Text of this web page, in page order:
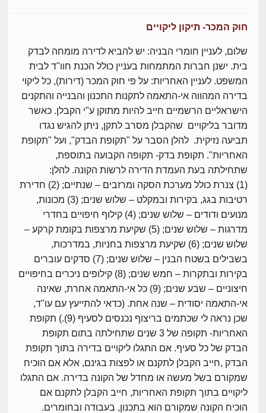
חוק המכר- תיקון ליקויים
שלום, לעניין חומרי הבניה: יש להביא לדירה מומחה לבדק
בית. ישנן חברות המתמחות בעניין כולל הכנת חוו"ד לבית
המשפט. לעניין האחריות: על פי חוק המכר (דירות), כל ליקוי
בדירה המהווה אי-התאמה לתקנות התכנון והבנייה והתקנים
הישראליים הרשמיים חייב להיות מתוקן ע"י הקבלן. כאשר
מדובר בליקויים שהקבלן מסרב לתקן, ניתן להגיש נגדו
תביעה נזיקית. להלן הסבר על "תקופת הבדק", ועל "תקופת
האחריות". תקופת בדק- תקופה הקבועה בתוספת,
שתחילתה בעת העמדת הדירה לרשות הקונה. להלן:
(1) צנרת כולל מערכת הסקה ומרזבים – שנתיים; (2) חדירת
רטיבות בגג, בקירות ובמקלט – שלוש שנים; (3) מכונות,
מנועים ודודים – שלוש שנים; (4) קילוף חיפויים בחדרי
מדרגות – שלוש שנים; (5) שקיעת מרצפות בקומת קרקע –
שלוש שנים; (6) שקיעת מרצפות בחניות, במדרכות,
בשבילים בשטח הבנין – שלוש שנים; (7) סדקים עוברים
בקירות ובתקרות – חמש שנים; (8) קילופים ניכרים בחיפויים
חיצוניים – שבע שנים; (9) כל אי-התאמה אחרת, שאינה
אי-התאמה יסודית – שנה אחת. (כדאי להתייעץ עם עו"ד,
שכן נראה לי שכתמים בריצוף נכנסים לסעיף (9).) תקופת
האחריות- תקופה של 3 שנים שתחילתה בתום תקופת
הבדק של כל סעיף. אם התגלו ליקויים בדירה בתוך תקופת
הבדק ,חייב הקבלן לתקנם או לפצות בגינם, אלא אם הוכיח
שמקורם בשל מעשה או מחדל של הקונה בדירה. אם התגלו
ליקויים בתוך תקופת האחריות, חייב הקבלן לתקנם אם
הוכיח הקונה שמקורם הוא בתכנון, בעבודה ובחומרים.